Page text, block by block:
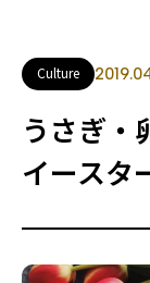
地域別ガイ
観光ガイド
ライフスタ
ライター募
Culture
うさぎ・
イースタ